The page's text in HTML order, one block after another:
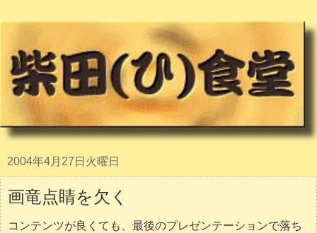
2004年4月27日火曜日
画竜点睛を欠く
コンテンツが良くても、最後のプレゼンテーションで落ち